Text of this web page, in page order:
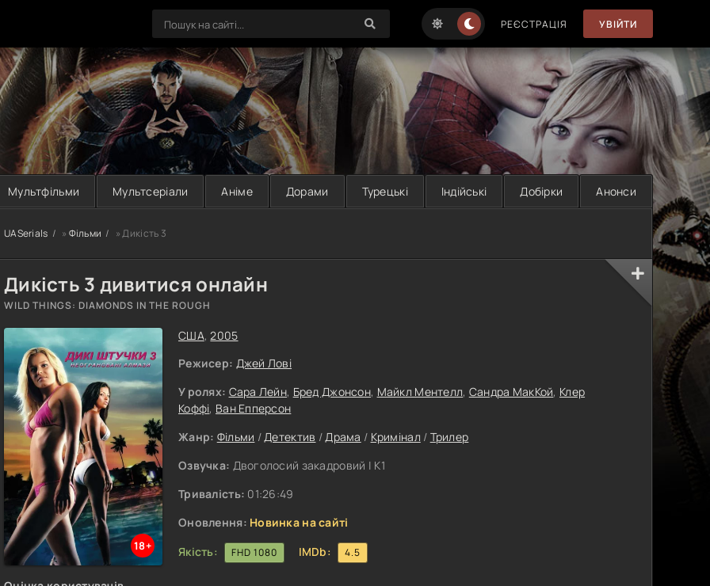
РЕЄСТРАЦІЯ УВІЙТИ
Мультфільми Мультсеріали Аніме Дорами Турецькі Індійські Добірки Анонси
UASerials » Фільми » Дикість 3
Дикість 3 дивитися онлайн
WILD THINGS: DIAMONDS IN THE ROUGH
18+
США,2005
Режисер: Джей Лові
У ролях: Сара Лейн, Бред Джонсон, Майкл Ментелл, Сандра МакКой, Клер
Коффі, Ван Епперсон
Жанр: Фільми /Детектив /Драма / Кримінал / Трилер
Озвучка: Двоголосий закадровий | К1
Тривалість: 01:26:49
Оновлення: Новинка на сайті
Якість:
FHD 1080 IMDb: 4.5